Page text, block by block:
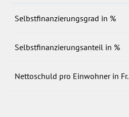
Selbstfinanzierungsgrad in %
Selbstfinanzierungsanteil in %
Nettoschuld pro Einwohner in Fr.